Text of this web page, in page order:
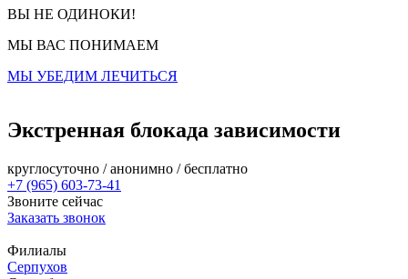
ВЫ НЕ ОДИНОКИ!
МЫ ВАС ПОНИМАЕМ
МЫ УБЕДИМ ЛЕЧИТЬСЯ
Экстренная блокада зависимости
круглосуточно / анонимно / бесплатно
+7 (965) 603-73-41
Звоните сейчас
Заказать звонок
Филиалы
Серпухов